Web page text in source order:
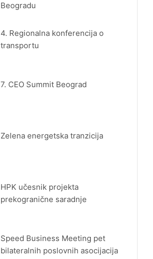
Beogradu
4. Regionalna konferencija o
transportu
7. CEO Summit Beograd
Zelena energetska tranzicija
HPK učesnik projekta
prekogranične saradnje
Speed Business Meeting pet
bilateralnih poslovnih asocijacija